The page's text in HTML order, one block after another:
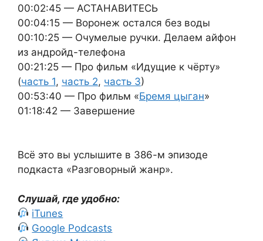
00:02:45 — АСТАНАВИТЕСЬ
00:04:15 — Воронеж остался без воды
00:10:25 — Очумелые ручки. Делаем айфон
из андройд-телефона
00:21:25 — Про фильм «Идущие к чёрту»
(часть 1, часть 2, часть 3)
00:53:40 — Про фильм «Бремя цыган»
01:18:42 — Завершение
Всё это вы услышите в 386-м эпизоде
подкаста «Разговорный жанр».
Слушай, где удобно:
iTunes
Google Podcasts